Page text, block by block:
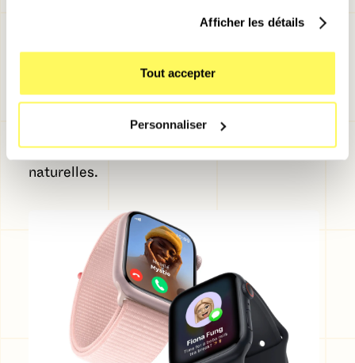
Afficher les détails
Tout accepter
Personnaliser
atteignant 2000 nits pour la Series 9 et
3000 nits pour l'Ultra 2. De plus, les deux
modèles proposent une nouvelle
fonctionnalité : un "double tap" des doigts,
qui promet d'être incroyablement intuitif et
rendra certaines commandes plus
naturelles.